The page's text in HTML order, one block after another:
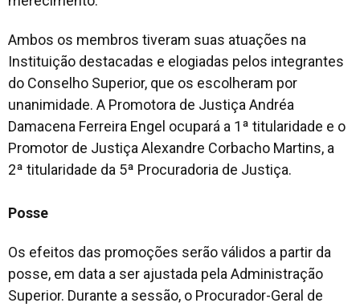
Ambos os membros tiveram suas atuações na
Instituição destacadas e elogiadas pelos integrantes
do Conselho Superior, que os escolheram por
unanimidade. A Promotora de Justiça Andréa
Damacena Ferreira Engel ocupará a 1ª titularidade e o
Promotor de Justiça Alexandre Corbacho Martins, a
2ª titularidade da 5ª Procuradoria de Justiça.
Posse
Os efeitos das promoções serão válidos a partir da
posse, em data a ser ajustada pela Administração
Superior. Durante a sessão, o Procurador-Geral de